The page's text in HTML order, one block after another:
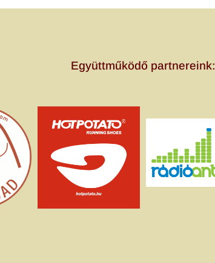
Együttműködő partnereink: